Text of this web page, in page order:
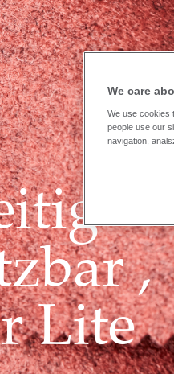
,
Lite
We care
We use cookies
people use our
navigation,